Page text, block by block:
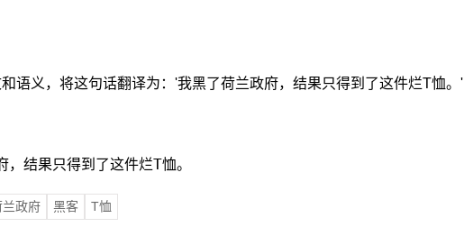
语义，将这句话翻译为：'我黑了荷兰政府，结果只得到了这件烂T恤。'
，结果只得到了这件烂T恤。
兰政府 黑客 T恤